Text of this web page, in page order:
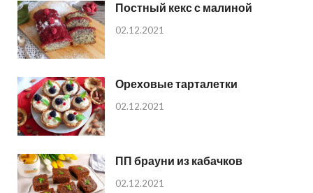
Постный кекс с малиной
02.12.2021
Ореховые тарталетки
02.12.2021
ПП брауни из кабачков
02.12.2021